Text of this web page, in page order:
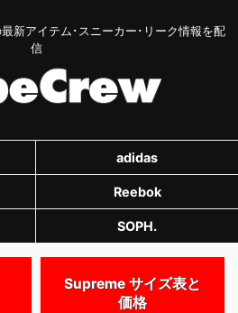
新アイテム･スニーカー･リーク情報を配
信
adidas
Reebok
SOPH.
Supreme サイズ表と
価格